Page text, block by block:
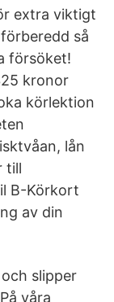
extra viktigt
så
försöket!
kronor
körlektion
lån
till
B-Körkort
av din
slipper
våra